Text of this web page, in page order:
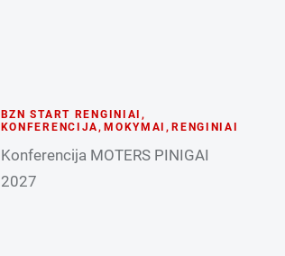
BZN START RENGINIAI ,
KONFERENCIJA ,MOKYMAI ,RENGINIAI
Konferencija MOTERS PINIGAI
2027